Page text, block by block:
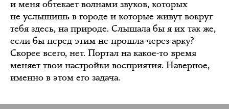
и меня обтекает волнами звуков, которых
не услышишь в городе и которые живут вокруг
тебя здесь, на природе. Слышала бы я их так же,
если бы перед этим не прошла через арку?
Скорее всего, нет. Портал на какое-то время
меняет твои настройки восприятия. Наверное,
именно в этом его задача.